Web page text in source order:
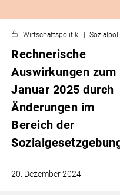
Wirtschaftspolitik
Rechnerische
Auswirkungen zum
Januar 2025 durch
Änderungen im
Bereich der
20. Dezember 2024